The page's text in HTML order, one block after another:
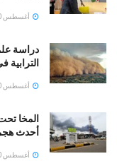
أغسطس 10, 2026
دراسة
الترابية
أغسطس 10, 2026
المخا
أحدث
أغسطس 10, 2026